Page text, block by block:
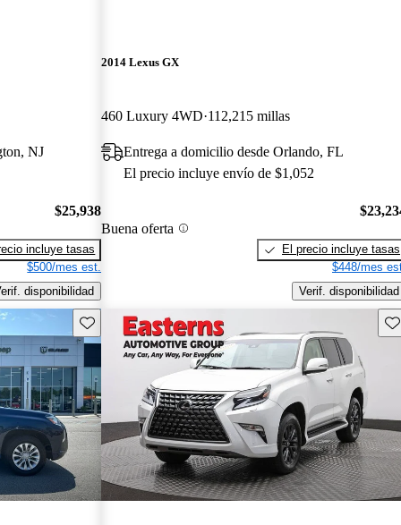
NJ
$25,938
incluye tasas
$500/mes est.
disponibilidad
2014 Lexus GX
460 Luxury 4WD 112,215 millas
Entrega a domicilio desde Orlando, FL
El precio incluye envío de $1,052
Buena oferta
El precio incluye tasas
$448/mes
Verif. disponibilidad
Guarda este Aviso